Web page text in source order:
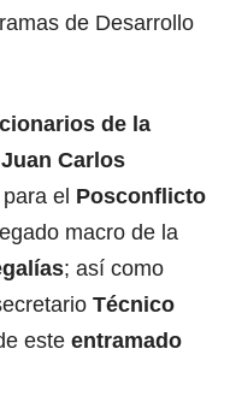
de Desarrollo
de la
Juan Carlos
el Posconflicto
macro de la
; así como
Técnico
este entramado